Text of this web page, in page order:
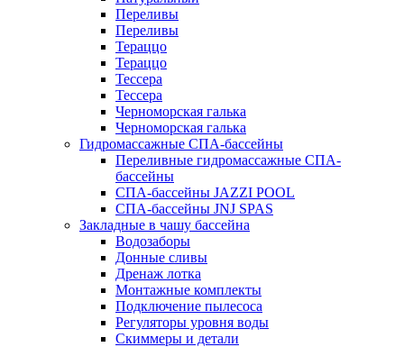
Переливы
Переливы
Тераццо
Тераццо
Тессера
Тессера
Черноморская галька
Черноморская галька
Гидромассажные СПА-бассейны
Переливные гидромассажные СПА-
бассейны
СПА-бассейны JAZZI POOL
СПА-бассейны JNJ SPAS
Закладные в чашу бассейна
Водозаборы
Донные сливы
Дренаж лотка
Монтажные комплекты
Подключение пылесоса
Регуляторы уровня воды
Скиммеры и детали